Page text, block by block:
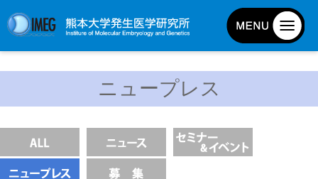
基本目標と基本方針
発生研の歴史
ニュープレス